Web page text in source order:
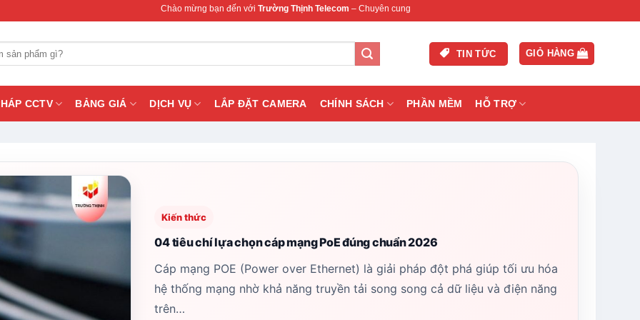
Chào mừng bạn đến vớiTrường Thịnh Telecom– Chuyên cung cấp thiết bị mạng & camera chính hãng, bảo hành , hỗ trợ nhanh.
TIN TỨC GIỎ HÀNG
CCTV BẢNG GIÁ DỊCH VỤ LẮP ĐẶT CAMERA CHÍNH SÁCH PHẦN MỀM HỖ TRỢ
Kiến thức
04 tiêu chí lựa chọn cáp mạng PoE đúng chuẩn 2026
Cáp mạng POE (Power over Ethernet) là giải pháp đột phá giúp tối ưu hóa
hệ thống mạng nhờ khả năng truyền tải song song cả dữ liệu và điện năng
trên…